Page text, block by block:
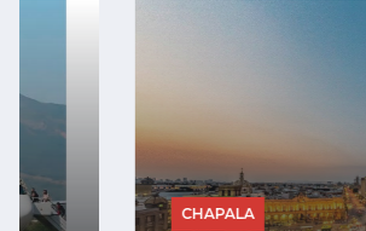
CHAPALA